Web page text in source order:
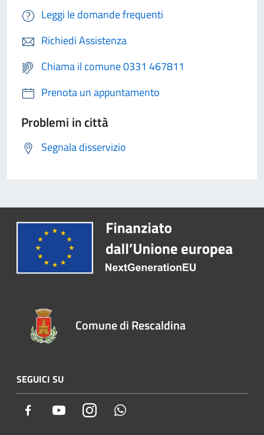
Leggi le domande frequenti
Richiedi Assistenza
Chiama il comune 0331 467811
Prenota un appuntamento
Problemi in città
Segnala disservizio
Comune di Rescaldina
SEGUICI SU
Facebook YoutubeInstagram